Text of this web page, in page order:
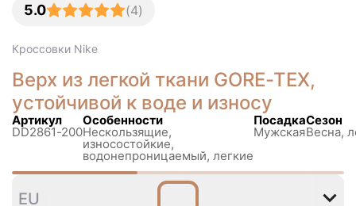
5.0 (4)
Кроссовки Nike
Верх из легкой ткани GORE-TEX,
устойчивой к воде и износу
Артикул
DD2861-200
Особенности
Нескользящиe,
износостойкие,
водонепроницаемый, легкие
Посадка
Мужская
Сезон
Весна,
38
EU